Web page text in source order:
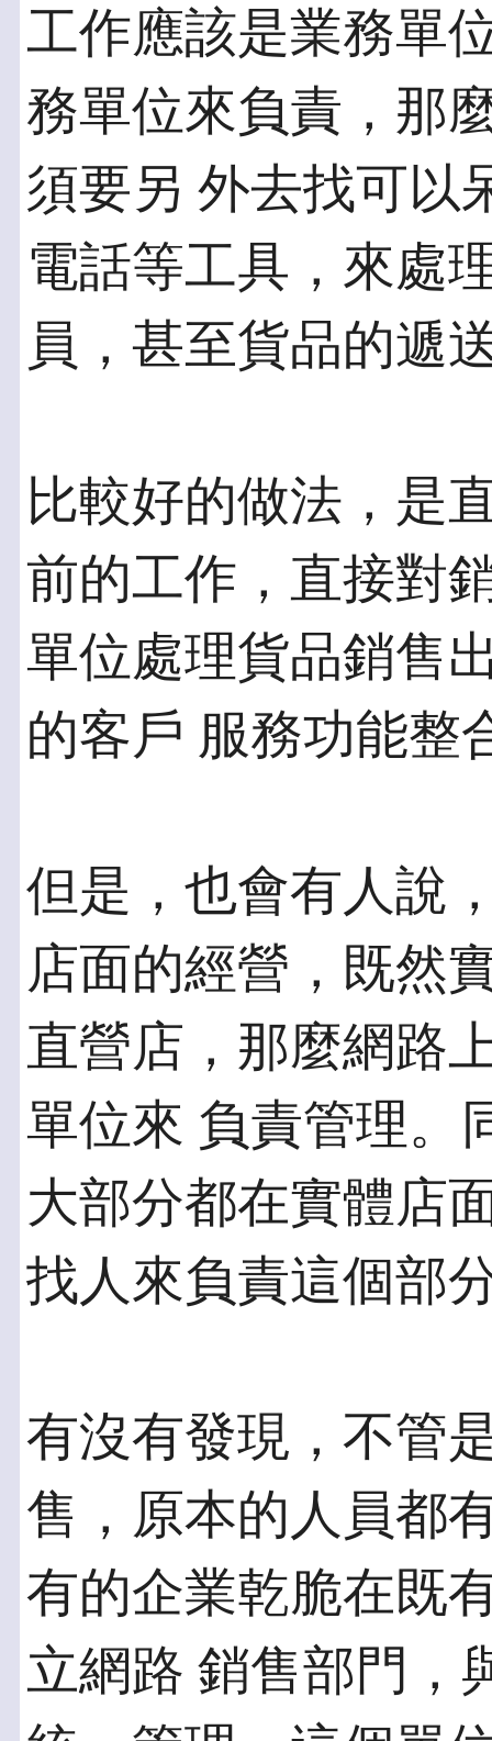
工作應該是業務單
務單位來負責，那
須要另 外去找可以
電話等工具，來處
員，甚至貨品的遞
比較好的做法，是
前的工作，直接對
單位處理貨品銷售
的客戶 服務功能整
但是，也會有人說
店面的經營，既然
直營店，那麼網路
單位來 負責管理。
大部分都在實體店
找人來負責這個部
有沒有發現，不管
售，原本的人員都
有的企業乾脆在既
立網路 銷售部門，